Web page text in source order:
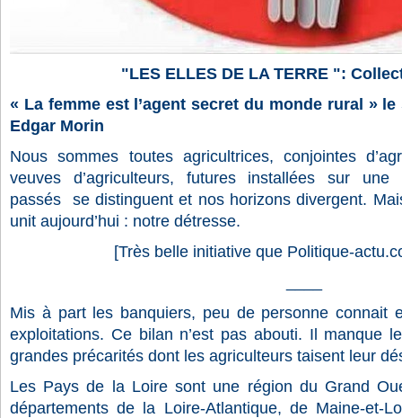
"LES ELLES DE LA TERRE ":
« La femme est l’agent secret du monde rural »
Edgar Morin
Nous sommes toutes agricultrices, conjointes
veuves d’agriculteurs, futures installées sur une
passés
se distinguent et nos horizons divergent.
unit aujourd’hui : notre détresse.
[Très belle initiative que Politique-
Mis à part les banquiers, peu de personne connait
exploitations. Ce bilan n’est pas abouti. Il manque
grandes précarités dont les agriculteurs taisent leur
Les Pays de la Loiresont une région du Grand
départements de la Loire-Atlantique, de Maine-et-